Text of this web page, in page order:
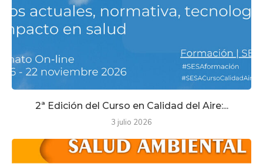
2ª Edición del Curso en Calidad del Aire:...
3 julio 2026